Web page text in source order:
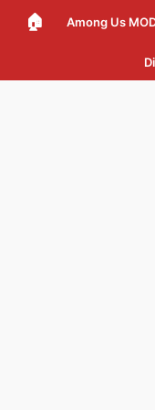
🏠 Among Us